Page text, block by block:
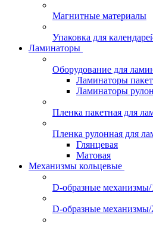
Магнитные материалы
Упаковка для
Ламинаторы
Оборудование для
Ламинаторы
Ламинаторы
Пленка пакетная для
Пленка рулонная для
Глянцевая
Матовая
Механизмы кольцевые
D-образные
D-образные